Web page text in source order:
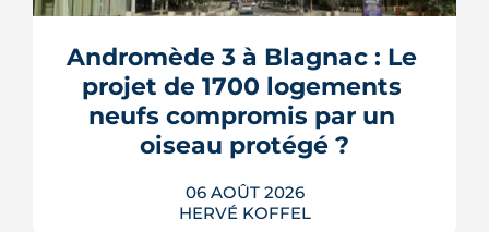
Andromède 3 à Blagnac : Le
projet de 1700 logements
neufs compromis par un
oiseau protégé ?
06 AOÛT 2026
HERVÉ KOFFEL